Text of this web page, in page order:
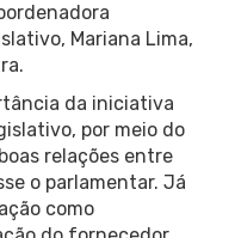
Mariana Lima,
da iniciativa
por meio do
relações entre
o parlamentar. Já
como